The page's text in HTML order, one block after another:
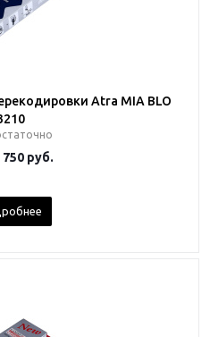
Atra MIA BLO
750 руб.